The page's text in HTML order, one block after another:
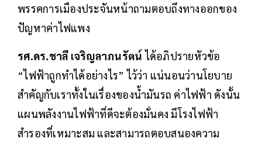
พรรคการเมืองประจันหน้าถามตอบถึงทางออกของ
ปัญหาค่าไฟแพง
รศ.ดร.ชาลี เจริญลาภนรัตน์ ได้อภิปรายหัวข้อ
“ไฟฟ้าถูกทำได้อย่างไร” ไว้ว่า แน่นอนว่านโยบาย
สำคัญกับเราทั้งในเรื่องของน้ำมันรถ ค่าไฟฟ้า ดังนั้น
แผนพลังงานไฟฟ้าที่ดีจะต้องมั่นคง มีโรงไฟฟ้า
สำรองที่เหมาะสม และสามารถตอบสนองความ